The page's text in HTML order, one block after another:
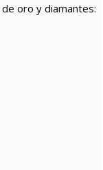
oro y diamantes: